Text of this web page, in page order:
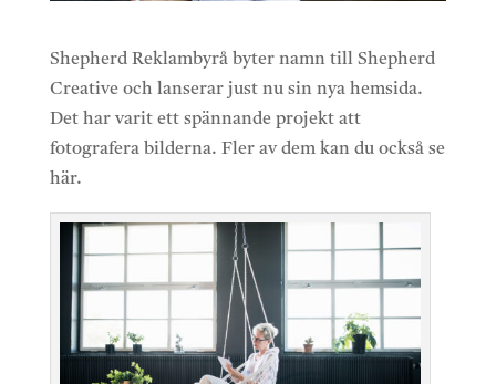
Shepherd Reklambyrå byter namn till Shepherd
Creative och lanserar just nu sin nya hemsida.
Det har varit ett spännande projekt att
fotografera bilderna. Fler av dem kan du också se
här.